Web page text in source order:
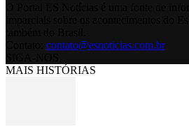
contato@esnoticias.com.br
MAIS HISTÓRIAS